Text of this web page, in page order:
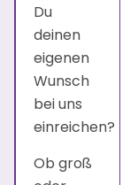
Du
deinen
eigenen
Wunsch
bei uns
einreichen?
Ob groß